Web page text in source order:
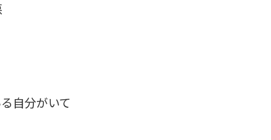
自分がいて